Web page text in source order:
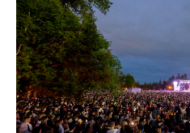
КОМУ ПРИНАДЛЕЖАТ
ТОРГОВЫЕ ЦЕНТРЫ
ТАТАРСТАНА
БЮДЖЕТ
ИНВЕСТИЦИИ
АГРОПРОМ
МАШИНОСТРОЕНИЕ
НЕФТЕХИМИЯ
НЕФТЬ
НОВОСТИ АВТО
БИЗНЕС
НОВОСТИ БИЗНЕСА
РОЗНИЧНАЯ ТОРГОВЛЯ
ТЕХНОЛОГИИ
НОВОСТИ ТЕХНОЛОГИЙ
МЕРОПРИЯТИЯ